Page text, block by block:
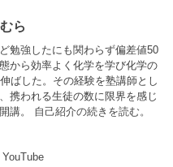
ら
勉強したにも関わらず偏差値50
から効率よく化学を学び化学の
ばした。その経験を塾講師とし
携われる生徒の数に限界を感じ
講。 自己紹介の続きを読む。
YouTube